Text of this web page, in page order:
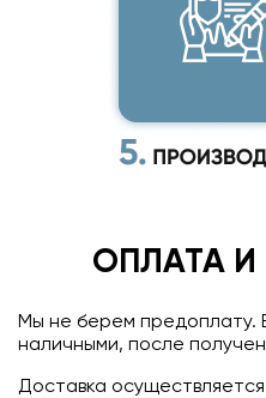
ОПЛАТА
Мы не берем предоплату.
наличными, после
Доставка